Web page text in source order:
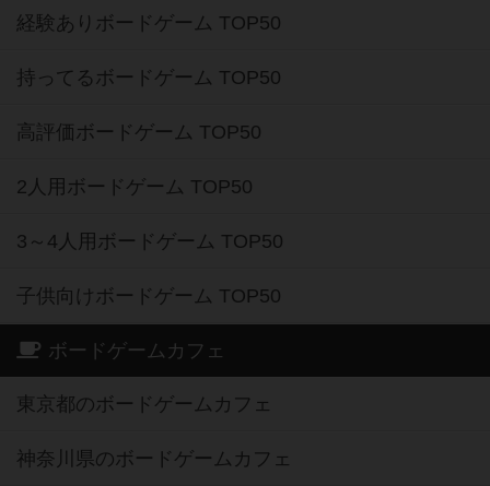
経験ありボードゲーム TOP50
持ってるボードゲーム TOP50
高評価ボードゲーム TOP50
2人用ボードゲーム TOP50
3～4人用ボードゲーム TOP50
子供向けボードゲーム TOP50
ボードゲームカフェ
東京都のボードゲームカフェ
神奈川県のボードゲームカフェ